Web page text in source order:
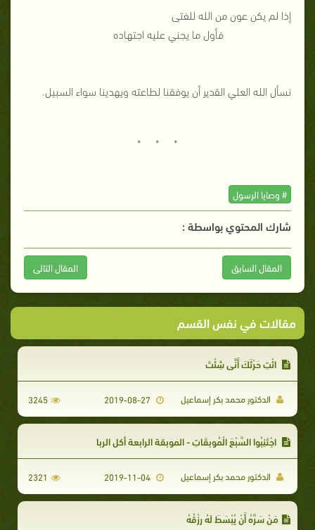
إذا لم يكن عون من الله للفتى
فأول ما يجني عليه اجتهاده
نسأل الله العلي القدير أن يوفقنا لطاعته ويهدينا سواء السبيل.
* * *
# وصايا الرسول
شارك المحتوي بواسطة :
المقال السابق المقال التالى
مقالات في نفس القسم
ائْتِ حَرْثَكَ أَنَّى شِئْتَ
الدكتور محمد بكر إسماعيل 3245
اجْتَنِبُوا السَّبْعَ الْمُوبِقَاتِ - الموبقة الرابعة أكل الربا
الدكتور محمد بكر إسماعيل 2321
مَنْ سَرَّهُ أَنْ يُبْسَطَ لَهُ رِزْقُهُ